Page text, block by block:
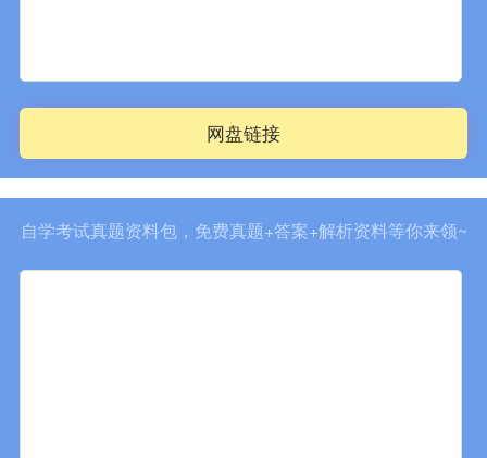
网盘链接
自学考试真题资料包，免费真题+答案+解析资料等你来领~